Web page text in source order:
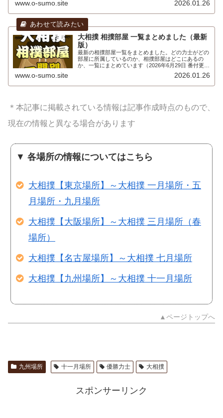
www.o-sumo.site 2026.01.26
大相撲 相撲部屋 一覧まとめました（最新
版）
最新の相撲部屋一覧をまとめました。どの力士がどの
部屋に所属しているのか、相撲部屋はどこにあるの
か、一覧にまとめています（2026年6月29日 番付更
新、幕内力士のみ）。相撲部屋 一覧現在の相撲部屋
についてまとめました。相撲部屋の数は45部屋...
www.o-sumo.site 2026.01.26
＊本記事に掲載されている情報は記事作成時点のもので、
現在の情報と異なる場合があります
▼ 各場所の情報についてはこちら
大相撲【東京場所】～大相撲 一月場所・五
月場所・九月場所
大相撲【大阪場所】～大相撲 三月場所（春
場所）
大相撲【名古屋場所】～大相撲 七月場所
大相撲【九州場所】～大相撲 十一月場所
▲ページトップへ
九州場所 十一月場所 優勝力士 大相撲
スポンサーリンク